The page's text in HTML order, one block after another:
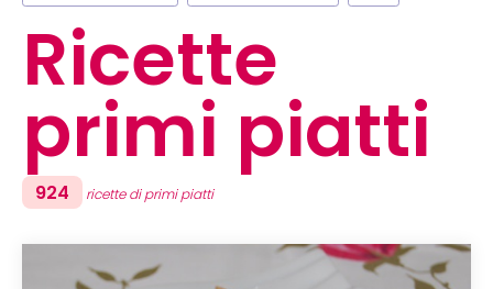
Ricette
primi piatti
924 ricette di primi piatti